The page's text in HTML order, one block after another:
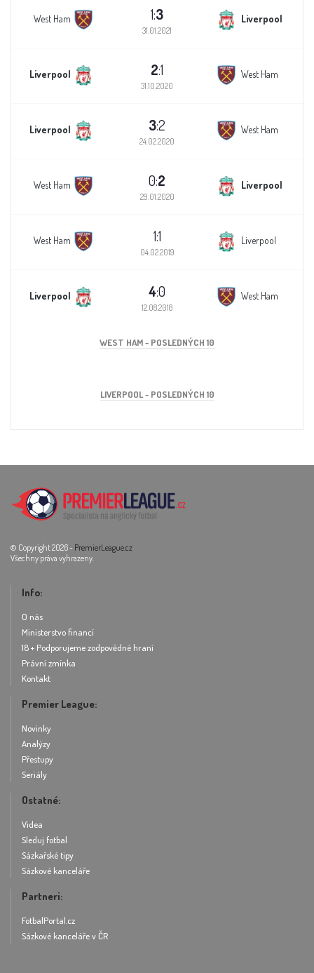
West Ham 1:3
31.01.2021
Liverpool
Liverpool 2:1
31.10.2020
West Ham
Liverpool 3:2
24.02.2020
West Ham
West Ham 0:2
29.01.2020
Liverpool
West Ham 1:1
04.02.2019
Liverpool
Liverpool 4:0
12.08.2018
West Ham
WEST HAM - POSLEDNÝCH 10
LIVERPOOL - POSLEDNÝCH 10
© Copyright 2026 - PremierLeague.cz
Všechny práva vyhrazeny.
Info:
O nás
Ministerstvo financí
18 + Podporujeme zodpovědné hraní
Právní zmínka
Kontakt
Premier League:
Novinky
Analýzy
Přestupy
Seriály
Ostatné:
Videa
Sleduj fotbal
Sázkařské tipy
Sázkové kanceláře
Partneri:
FotbalPortal.cz
Sázkové kanceláře v ČR